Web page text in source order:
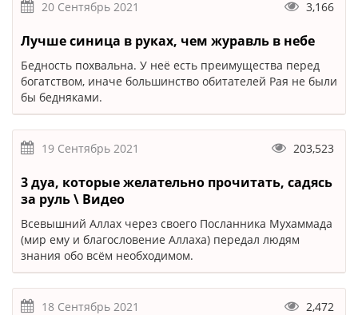
20 Сентябрь 2021 3,166
Лучше синица в руках, чем журавль в небе
Бедность похвальна. У неё есть преимущества перед
богатством, иначе большинство обитателей Рая не были
бы бедняками.
19 Сентябрь 2021 203,523
3 дуа, которые желательно прочитать, садясь
за руль \ Видео
Всевышний Аллах через своего Посланника Мухаммада
(мир ему и благословение Аллаха) передал людям
знания обо всём необходимом.
18 Сентябрь 2021 2,472